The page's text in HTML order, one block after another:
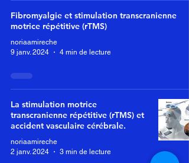
Fibromyalgie et stimulation transcranienne
motrice répétitive (rTMS)
noriaamireche
9 janv. 2024
4 min de lecture
La stimulation motrice
transcranienne répétitive (rTMS) et
accident vasculaire cérébrale.
noriaamireche
2 janv. 2024
3 min de lecture